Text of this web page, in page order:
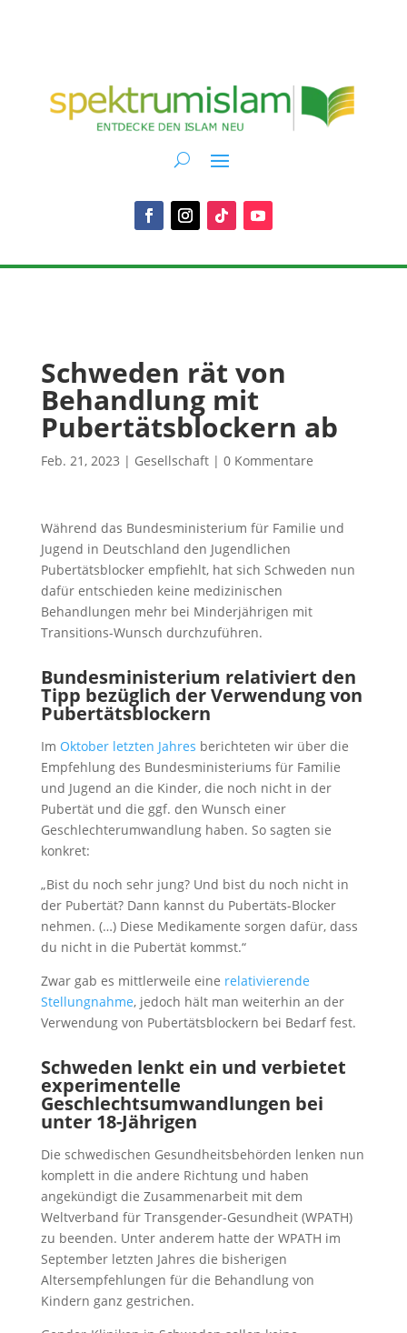
Schweden rät von
Behandlung mit
Pubertätsblockern ab
Feb. 21, 2023 | Gesellschaft| 0 Kommentare
Während das Bundesministerium für Familie und
Jugend in Deutschland den Jugendlichen
Pubertätsblocker empfiehlt, hat sich Schweden nun
dafür entschieden keine medizinischen
Behandlungen mehr bei Minderjährigen mit
Transitions-Wunsch durchzuführen.
Bundesministerium relativiert den
Tipp bezüglich der Verwendung von
Pubertätsblockern
Im Oktober letzten Jahres berichteten wir über die
Empfehlung des Bundesministeriums für Familie
und Jugend an die Kinder, die noch nicht in der
Pubertät und die ggf. den Wunsch einer
Geschlechterumwandlung haben. So sagten sie
konkret:
„Bist du noch sehr jung? Und bist du noch nicht in
der Pubertät? Dann kannst du Pubertäts-Blocker
nehmen. (…) Diese Medikamente sorgen dafür, dass
du nicht in die Pubertät kommst.“
Zwar gab es mittlerweile eine relativierende
Stellungnahme, jedoch hält man weiterhin an der
Verwendung von Pubertätsblockern bei Bedarf fest.
Schweden lenkt ein und verbietet
experimentelle
Geschlechtsumwandlungen bei
unter 18-Jährigen
Die schwedischen Gesundheitsbehörden lenken nun
komplett in die andere Richtung und haben
angekündigt die Zusammenarbeit mit dem
Weltverband für Transgender-Gesundheit (WPATH)
zu beenden. Unter anderem hatte der WPATH im
September letzten Jahres die bisherigen
Altersempfehlungen für die Behandlung von
Kindern ganz gestrichen.